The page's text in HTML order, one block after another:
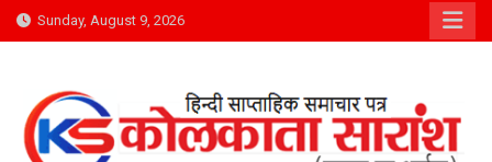
Skip
to
Sunday, August 9, 2026